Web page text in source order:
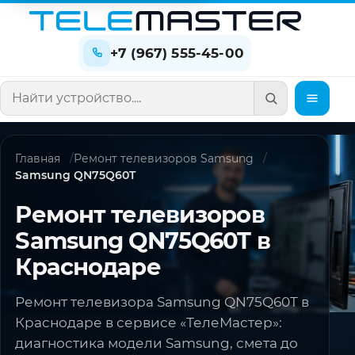
+7 (967) 555-45-00
Поиск по сайту
Главная
Ремонт телевизоров Samsung
Samsung QN75Q60T
Ремонт телевизоров
Samsung QN75Q60T в
Краснодаре
Ремонт телевизора Samsung QN75Q60T в
Краснодаре в сервисе «ТелеМастер»:
диагностика модели Samsung, смета до